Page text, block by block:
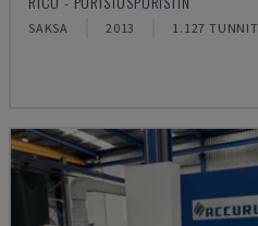
SAKSA 2013 1.127 TUNNIT